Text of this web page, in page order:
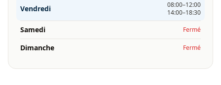
Vendredi
08:00–12:00
14:00–18:30
Samedi Fermé
Dimanche Fermé